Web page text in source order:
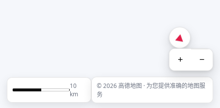
+ −
10
km
© 2026 高德地图 · 为您提供准确的地图服
务